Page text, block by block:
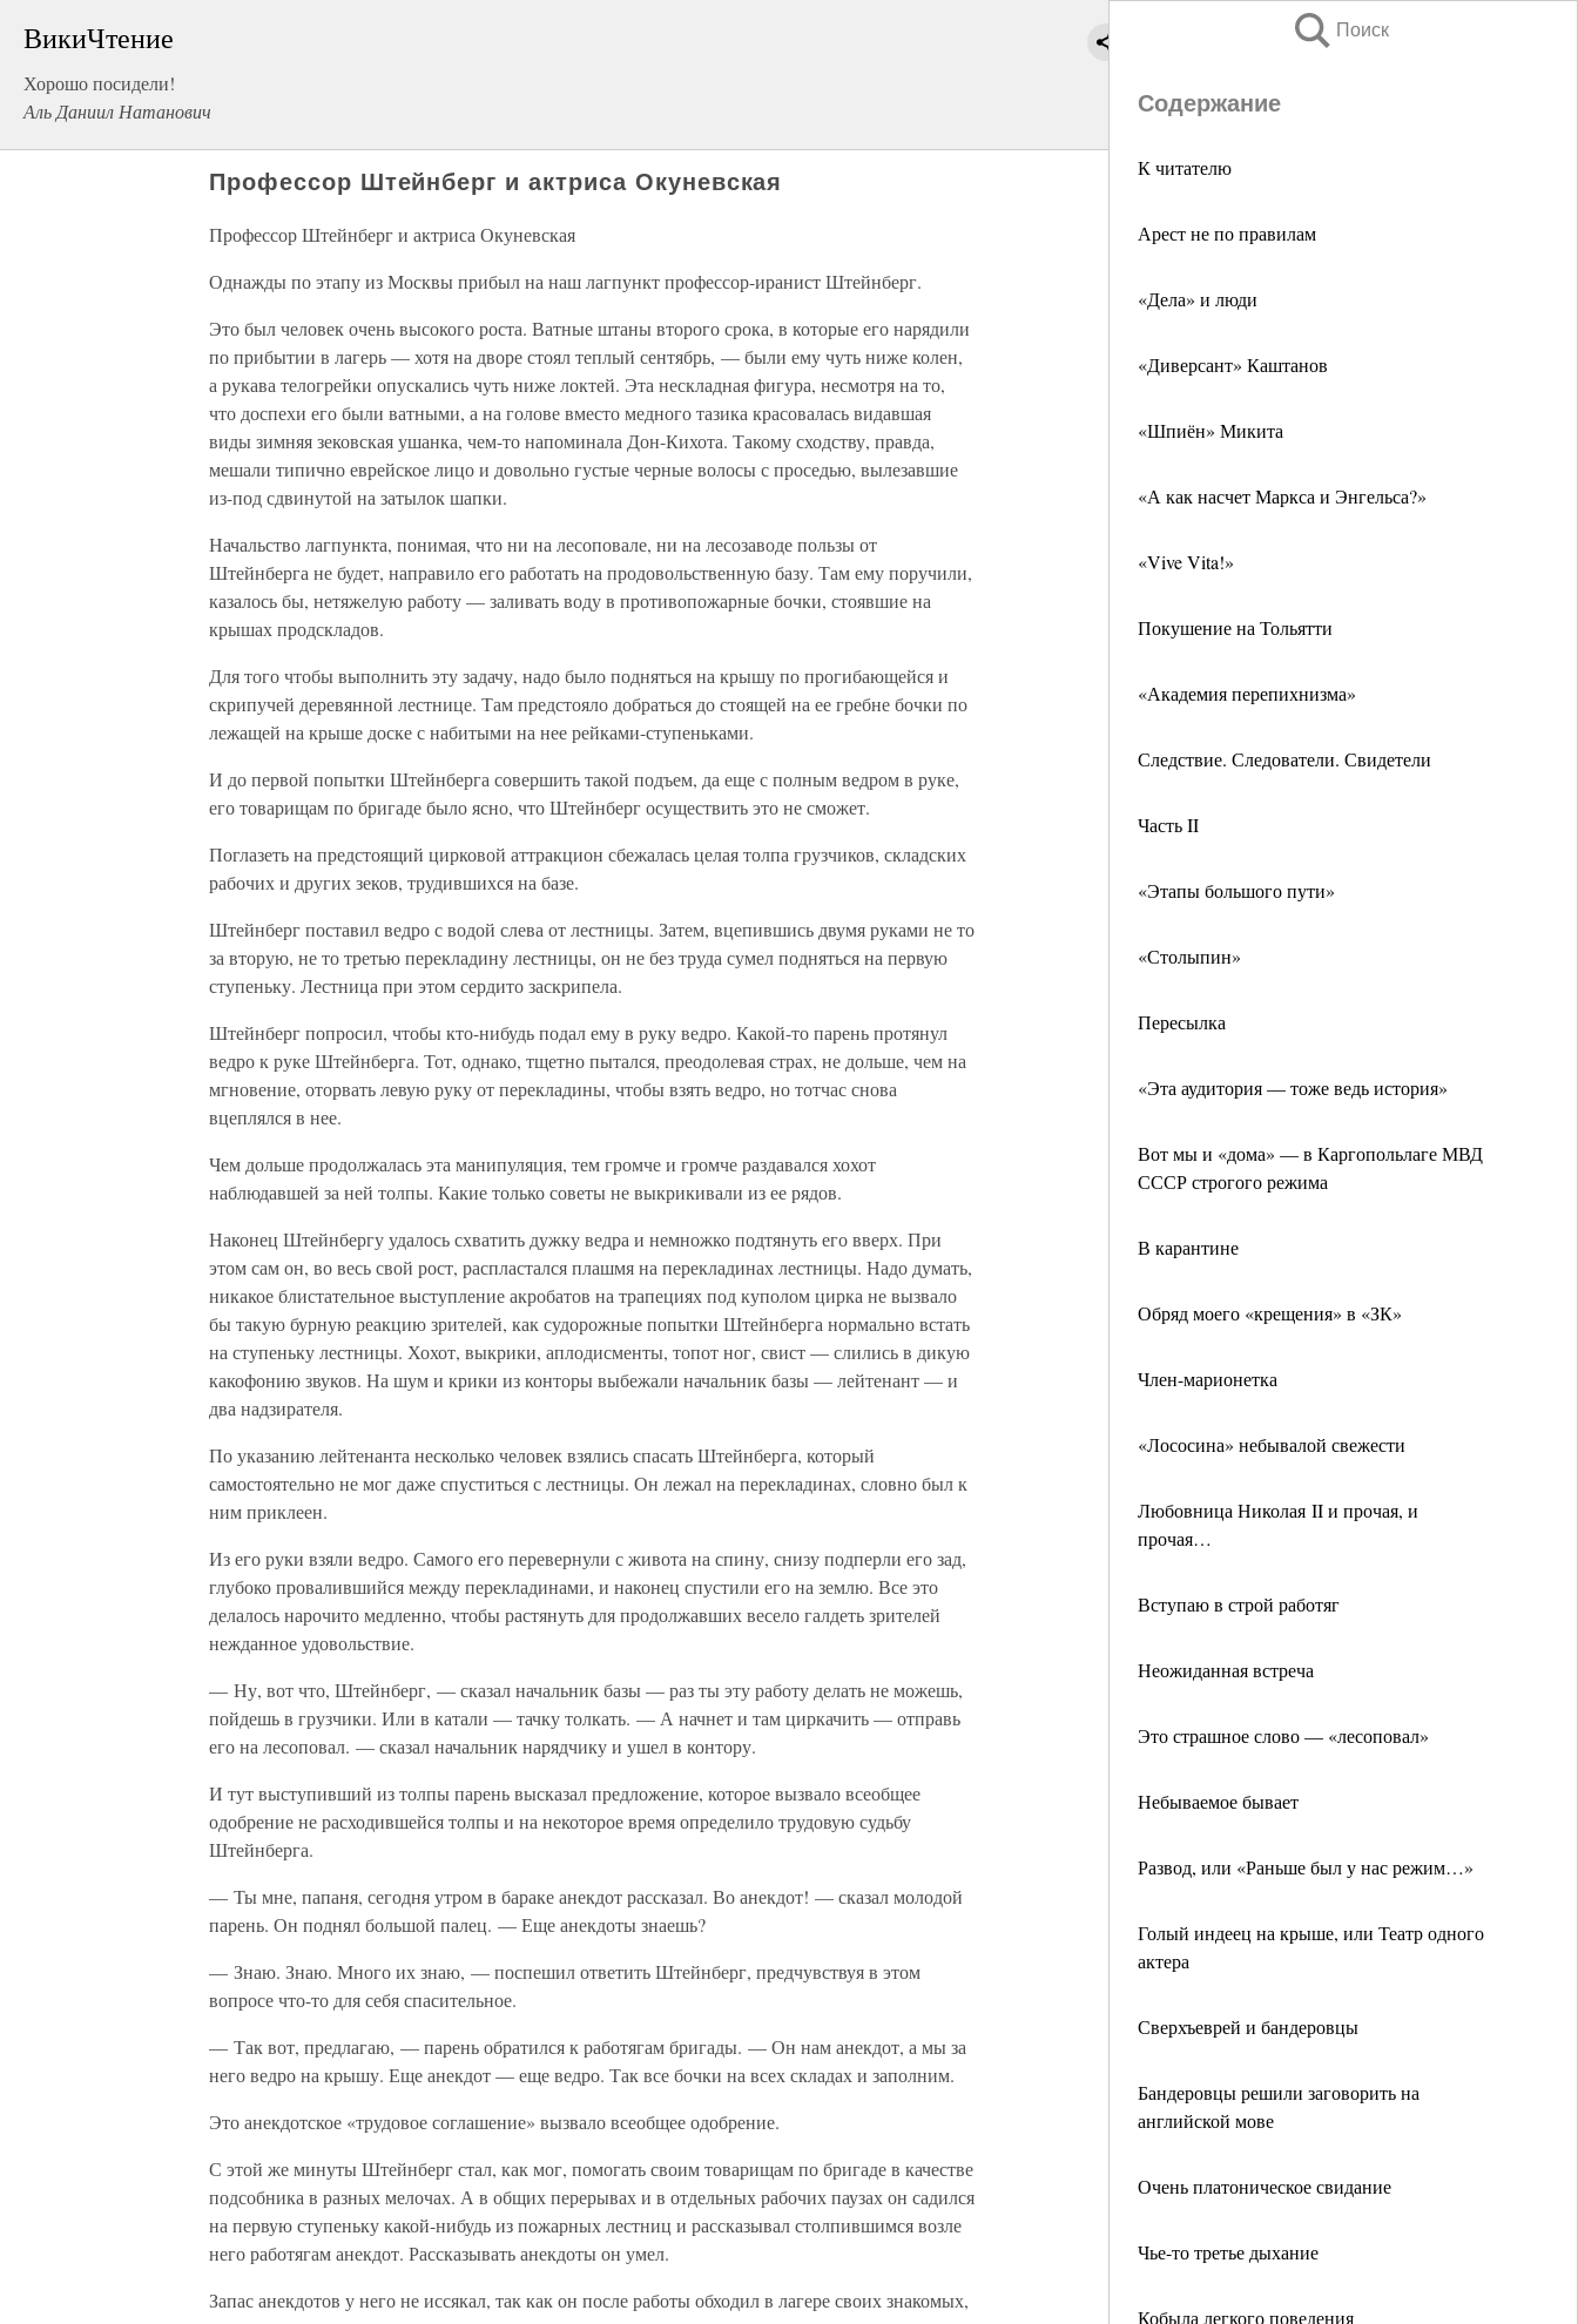
ВикиЧтение
Хорошо посидели!
Аль Даниил Натанович
Поиск
Содержание
К читателю
Арест не по правилам
«Дела» и люди
«Диверсант» Каштанов
«Шпиён» Микита
«А как насчет Маркса и Энгельса?»
«Vive Vita!»
Покушение на Тольятти
«Академия перепихнизма»
Следствие. Следователи. Свидетели
Часть II
«Этапы большого пути»
«Столыпин»
Пересылка
«Эта аудитория — тоже ведь история»
Вот мы и «дома» — в Каргопольлаге МВД
СССР строгого режима
В карантине
Обряд моего «крещения» в «ЗК»
Член-марионетка
«Лососина» небывалой свежести
Любовница Николая II и прочая, и
прочая…
Вступаю в строй работяг
Неожиданная встреча
Это страшное слово — «лесоповал»
Небываемое бывает
Развод, или «Раньше был у нас режим…»
Голый индеец на крыше, или Театр одного
актера
Сверхъеврей и бандеровцы
Бандеровцы решили заговорить на
английской мове
Очень платоническое свидание
Чье-то третье дыхание
Кобыла легкого поведения
Профессор Штейнберг и актриса Окуневская
Профессор Штейнберг и актриса Окуневская
Однажды по этапу из Москвы прибыл на наш лагпункт профессор-иранист Штейнберг.
Это был человек очень высокого роста. Ватные штаны второго срока, в которые его нарядили
по прибытии в лагерь — хотя на дворе стоял теплый сентябрь, — были ему чуть ниже колен,
а рукава телогрейки опускались чуть ниже локтей. Эта нескладная фигура, несмотря на то,
что доспехи его были ватными, а на голове вместо медного тазика красовалась видавшая
виды зимняя зековская ушанка, чем-то напоминала Дон-Кихота. Такому сходству, правда,
мешали типично еврейское лицо и довольно густые черные волосы с проседью, вылезавшие
из-под сдвинутой на затылок шапки.
Начальство лагпункта, понимая, что ни на лесоповале, ни на лесозаводе пользы от
Штейнберга не будет, направило его работать на продовольственную базу. Там ему поручили,
казалось бы, нетяжелую работу — заливать воду в противопожарные бочки, стоявшие на
крышах продскладов.
Для того чтобы выполнить эту задачу, надо было подняться на крышу по прогибающейся и
скрипучей деревянной лестнице. Там предстояло добраться до стоящей на ее гребне бочки по
лежащей на крыше доске с набитыми на нее рейками-ступеньками.
И до первой попытки Штейнберга совершить такой подъем, да еще с полным ведром в руке,
его товарищам по бригаде было ясно, что Штейнберг осуществить это не сможет.
Поглазеть на предстоящий цирковой аттракцион сбежалась целая толпа грузчиков, складских
рабочих и других зеков, трудившихся на базе.
Штейнберг поставил ведро с водой слева от лестницы. Затем, вцепившись двумя руками не то
за вторую, не то третью перекладину лестницы, он не без труда сумел подняться на первую
ступеньку. Лестница при этом сердито заскрипела.
Штейнберг попросил, чтобы кто-нибудь подал ему в руку ведро. Какой-то парень протянул
ведро к руке Штейнберга. Тот, однако, тщетно пытался, преодолевая страх, не дольше, чем на
мгновение, оторвать левую руку от перекладины, чтобы взять ведро, но тотчас снова
вцеплялся в нее.
Чем дольше продолжалась эта манипуляция, тем громче и громче раздавался хохот
наблюдавшей за ней толпы. Какие только советы не выкрикивали из ее рядов.
Наконец Штейнбергу удалось схватить дужку ведра и немножко подтянуть его вверх. При
этом сам он, во весь свой рост, распластался плашмя на перекладинах лестницы. Надо думать,
никакое блистательное выступление акробатов на трапециях под куполом цирка не вызвало
бы такую бурную реакцию зрителей, как судорожные попытки Штейнберга нормально встать
на ступеньку лестницы. Хохот, выкрики, аплодисменты, топот ног, свист — слились в дикую
какофонию звуков. На шум и крики из конторы выбежали начальник базы — лейтенант — и
два надзирателя.
По указанию лейтенанта несколько человек взялись спасать Штейнберга, который
самостоятельно не мог даже спуститься с лестницы. Он лежал на перекладинах, словно был к
ним приклеен.
Из его руки взяли ведро. Самого его перевернули с живота на спину, снизу подперли его зад,
глубоко провалившийся между перекладинами, и наконец спустили его на землю. Все это
делалось нарочито медленно, чтобы растянуть для продолжавших весело галдеть зрителей
нежданное удовольствие.
— Ну, вот что, Штейнберг, — сказал начальник базы — раз ты эту работу делать не можешь,
пойдешь в грузчики. Или в катали — тачку толкать. — А начнет и там циркачить — отправь
его на лесоповал. — сказал начальник нарядчику и ушел в контору.
И тут выступивший из толпы парень высказал предложение, которое вызвало всеобщее
одобрение не расходившейся толпы и на некоторое время определило трудовую судьбу
Штейнберга.
— Ты мне, папаня, сегодня утром в бараке анекдот рассказал. Во анекдот! — сказал молодой
парень. Он поднял большой палец. — Еще анекдоты знаешь?
— Знаю. Знаю. Много их знаю, — поспешил ответить Штейнберг, предчувствуя в этом
вопросе что-то для себя спасительное.
— Так вот, предлагаю, — парень обратился к работягам бригады. — Он нам анекдот, а мы за
него ведро на крышу. Еще анекдот — еще ведро. Так все бочки на всех складах и заполним.
Это анекдотское «трудовое соглашение» вызвало всеобщее одобрение.
С этой же минуты Штейнберг стал, как мог, помогать своим товарищам по бригаде в качестве
подсобника в разных мелочах. А в общих перерывах и в отдельных рабочих паузах он садился
на первую ступеньку какой-нибудь из пожарных лестниц и рассказывал столпившимся возле
него работягам анекдот. Рассказывать анекдоты он умел.
Запас анекдотов у него не иссякал, так как он после работы обходил в лагере своих знакомых,